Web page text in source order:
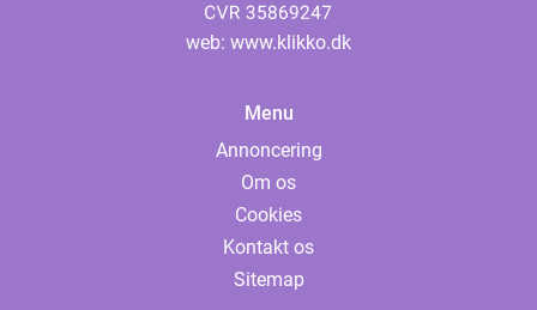
web: www.klikko.dk
Menu
Annoncering
Om os
Cookies
Kontakt os
Sitemap